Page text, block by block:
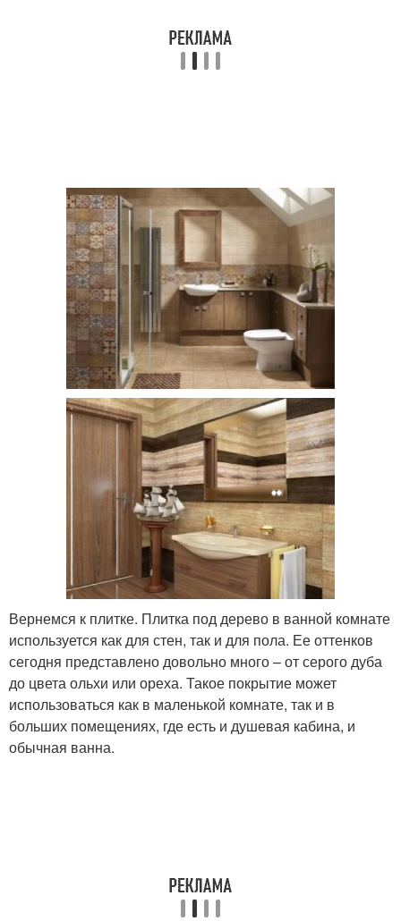
Вернемся к плитке. Плитка под дерево в ванной комнате
используется как для стен, так и для пола. Ее оттенков
сегодня представлено довольно много – от серого дуба
до цвета ольхи или ореха. Такое покрытие может
использоваться как в маленькой комнате, так и в
больших помещениях, где есть и душевая кабина, и
обычная ванна.